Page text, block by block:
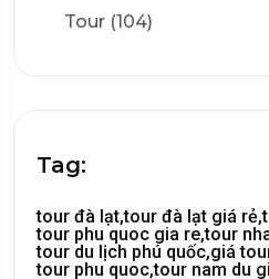
Tour (104)
Tag:
tour đà lạt,tour đà lạt giá rẻ,
tour phu quoc gia re,tour
tour du lịch phú quốc,giá
tour phu quoc,tour nam du